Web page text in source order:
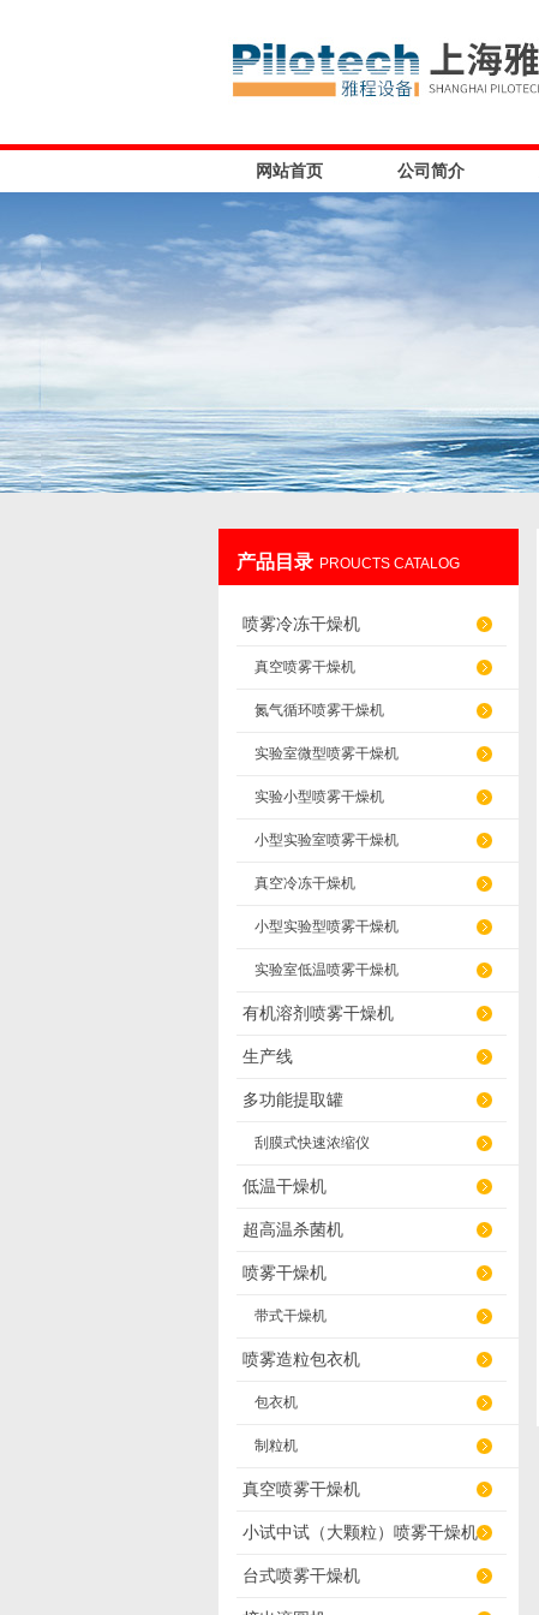
网站首页 公司简介
产品目录 PROUCTS CATALOG
喷雾冷冻干燥机
真空喷雾干燥机
氮气循环喷雾干燥机
实验室微型喷雾干燥机
实验小型喷雾干燥机
小型实验室喷雾干燥机
真空冷冻干燥机
小型实验型喷雾干燥机
实验室低温喷雾干燥机
有机溶剂喷雾干燥机
生产线
多功能提取罐
刮膜式快速浓缩仪
低温干燥机
超高温杀菌机
喷雾干燥机
带式干燥机
喷雾造粒包衣机
包衣机
制粒机
真空喷雾干燥机
小试中试（大颗粒）喷雾干燥机
台式喷雾干燥机